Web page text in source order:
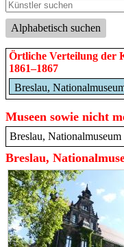
Alphabetisch suchen
Örtliche Verteilung der
1861–1867
Breslau,
Museen sowie nicht
Breslau, Nationalmuseum
Breslau,